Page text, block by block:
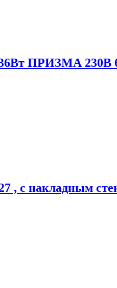
36Вт ПРИЗМА 230В
, с накладным